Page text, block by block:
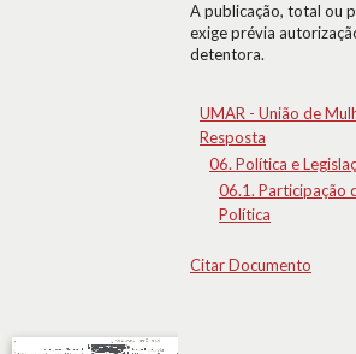
A publicação, total ou
exige prévia
detentora.
UMAR - União de
Resposta
06. Política e
06.1. Participação
Política
Citar Documento